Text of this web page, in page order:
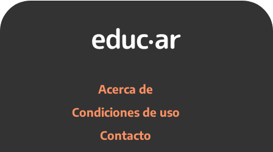
Acerca de
Condiciones de uso
Contacto